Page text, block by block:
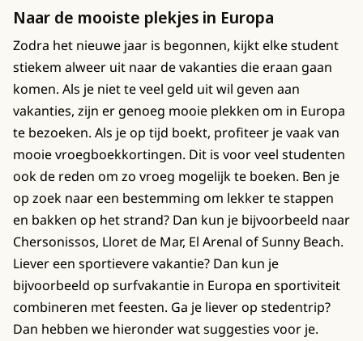
Naar de mooiste plekjes in Europa
Zodra het nieuwe jaar is begonnen, kijkt elke student
stiekem alweer uit naar de vakanties die eraan gaan
komen. Als je niet te veel geld uit wil geven aan
vakanties, zijn er genoeg mooie plekken om in Europa
te bezoeken. Als je op tijd boekt, profiteer je vaak van
mooie vroegboekkortingen. Dit is voor veel studenten
ook de reden om zo vroeg mogelijk te boeken. Ben je
op zoek naar een bestemming om lekker te stappen
en bakken op het strand? Dan kun je bijvoorbeeld naar
Chersonissos, Lloret de Mar, El Arenal of Sunny Beach.
Liever een sportievere vakantie? Dan kun je
bijvoorbeeld op surfvakantie in Europa en sportiviteit
combineren met feesten. Ga je liever op stedentrip?
Dan hebben we hieronder wat suggesties voor je.